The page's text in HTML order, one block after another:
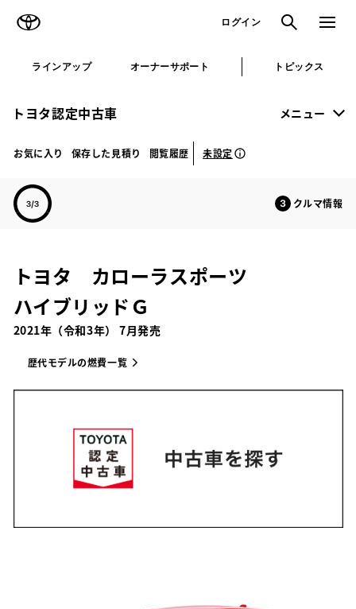
ログイン 検索 メニュ
ラインアップ オーナーサポート トピックス
トヨタ認定中古車 メニュー
お気に入り 保存した見積り 閲覧履歴 未設定
クルマ情報
トヨタ カローラスポーツ
ハイブリッドＧ
2021年（令和3年） 7月発売
歴代モデルの燃費一覧